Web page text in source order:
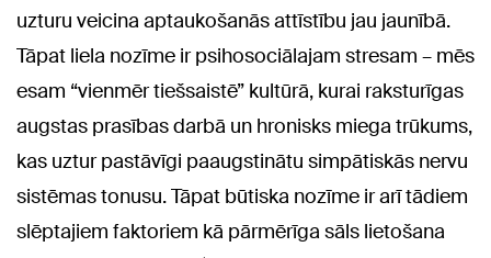
uzturu veicina aptaukošanās attīstību jau jaunībā.
Tāpat liela nozīme ir psihosociālajam stresam – mēs
esam “vienmēr tiešsaistē” kultūrā, kurai raksturīgas
augstas prasības darbā un hronisks miega trūkums,
kas uztur pastāvīgi paaugstinātu simpātiskās nervu
sistēmas tonusu. Tāpat būtiska nozīme ir arī tādiem
slēptajiem faktoriem kā pārmērīga sāls lietošana